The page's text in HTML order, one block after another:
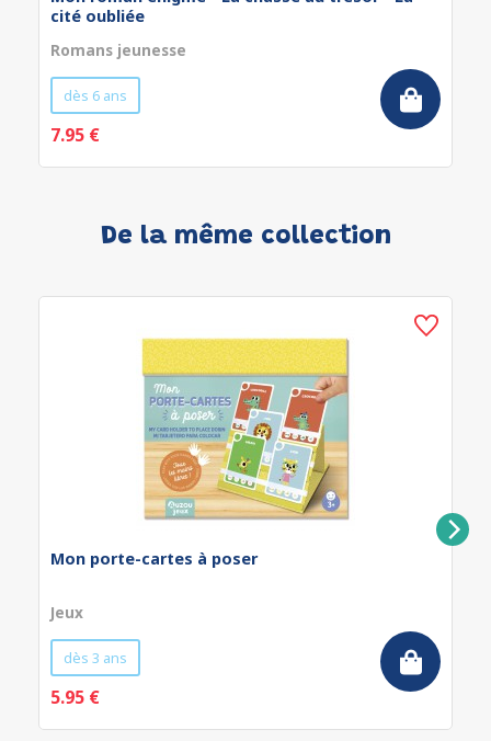
cité oubliée
Romans jeunesse
dès 6 ans
7.95 €
De la même collection
Mon porte-cartes à poser
Jeux
dès 3 ans
5.95 €